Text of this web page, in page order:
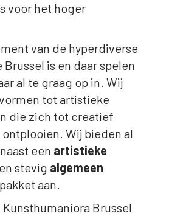
voor het hoger
van de hyperdiverse
is en daar spelen
al te graag op in. Wij
tot artistieke
die zich tot creatief
Wij bieden al
een artistieke
stevig algemeen
aan.
Brussel